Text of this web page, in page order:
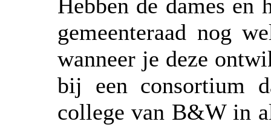
Hebben de dames en
gemeenteraad nog
wanneer je deze
bij een consortium
college van B&W in